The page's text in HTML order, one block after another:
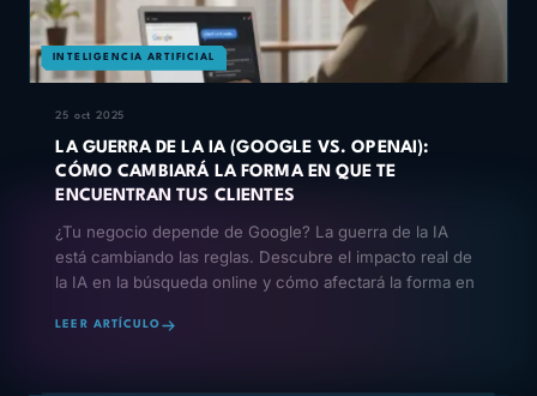
INTELIGENCIA ARTIFICIAL
25 oct 2025
LA GUERRA DE LA IA (GOOGLE VS. OPENAI):
CÓMO CAMBIARÁ LA FORMA EN QUE TE
ENCUENTRAN TUS CLIENTES
¿Tu negocio depende de Google? La guerra de la IA
está cambiando las reglas. Descubre el impacto real de
la IA en la búsqueda online y cómo afectará la forma en
LEER ARTÍCULO